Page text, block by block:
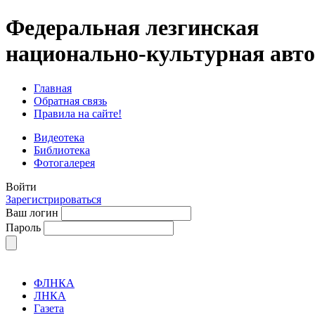
Федеральная лезгинская
национально-культурная
Главная
Обратная связь
Правила на сайте!
Видеотека
Библиотека
Фотогалерея
Войти
Зарегистрироваться
Ваш логин
Пароль
ФЛНКА
ЛНКА
Газета